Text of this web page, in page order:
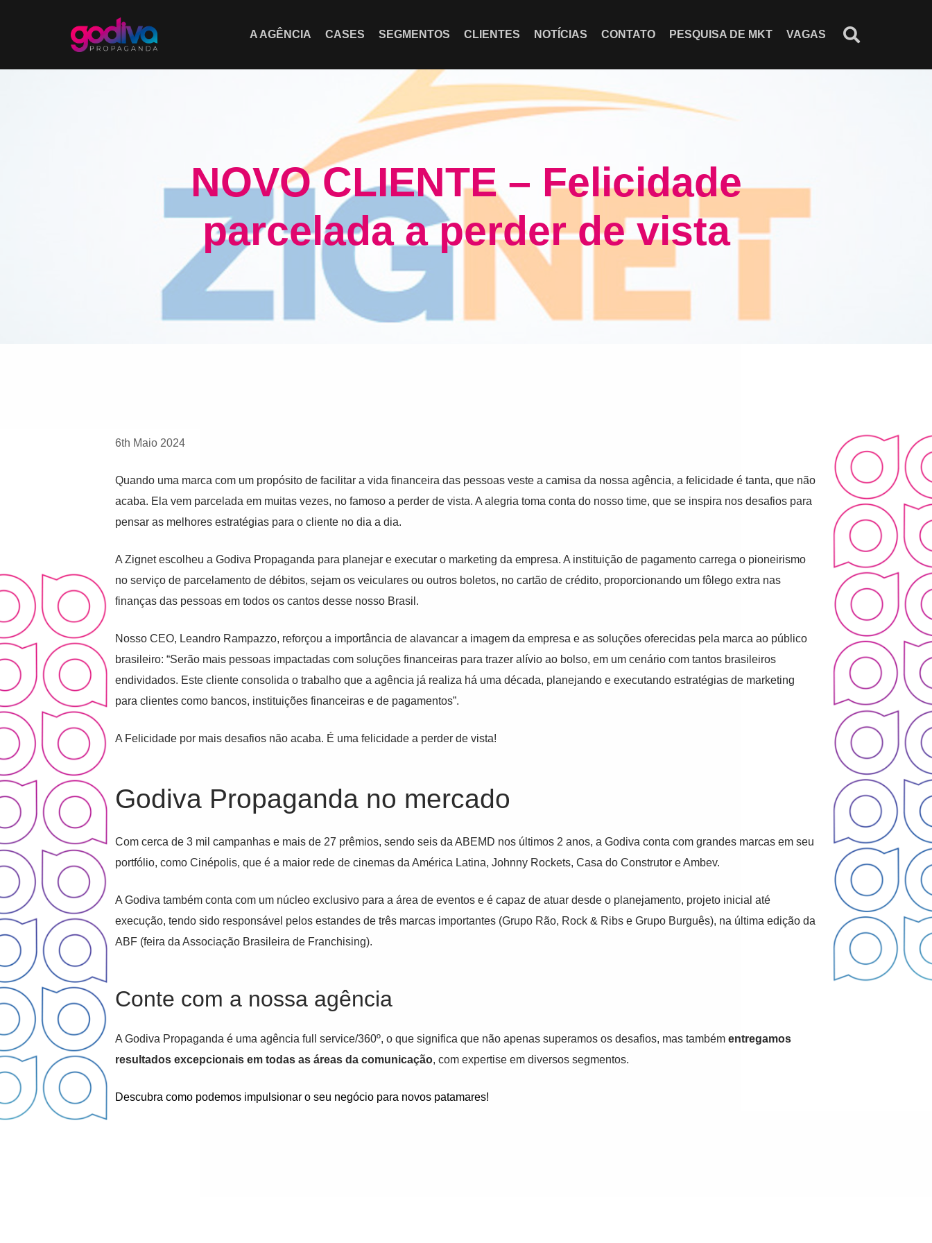
A AGÊNCIA CASES SEGMENTOS CLIENTES NOTÍCIAS CONTATO PESQUISA DE MKT VAGAS
NOVO CLIENTE – Felicidade
parcelada a perder de vista
6th Maio 2024
Quando uma marca com um propósito de facilitar a vida financeira das pessoas veste a camisa da nossa agência, a felicidade é tanta, que não
acaba. Ela vem parcelada em muitas vezes, no famoso a perder de vista. A alegria toma conta do nosso time, que se inspira nos desafios para
pensar as melhores estratégias para o cliente no dia a dia.
A Zignet escolheu a Godiva Propaganda para planejar e executar o marketing da empresa. A instituição de pagamento carrega o pioneirismo
no serviço de parcelamento de débitos, sejam os veiculares ou outros boletos, no cartão de crédito, proporcionando um fôlego extra nas
finanças das pessoas em todos os cantos desse nosso Brasil.
Nosso CEO, Leandro Rampazzo, reforçou a importância de alavancar a imagem da empresa e as soluções oferecidas pela marca ao público
brasileiro: “Serão mais pessoas impactadas com soluções financeiras para trazer alívio ao bolso, em um cenário com tantos brasileiros
endividados. Este cliente consolida o trabalho que a agência já realiza há uma década, planejando e executando estratégias de marketing
para clientes como bancos, instituições financeiras e de pagamentos”.
A Felicidade por mais desafios não acaba. É uma felicidade a perder de vista!
Godiva Propaganda no mercado
Com cerca de 3 mil campanhas e mais de 27 prêmios, sendo seis da ABEMD nos últimos 2 anos, a Godiva conta com grandes marcas em seu
portfólio, como Cinépolis, que é a maior rede de cinemas da América Latina, Johnny Rockets, Casa do Construtor e Ambev.
A Godiva também conta com um núcleo exclusivo para a área de eventos e é capaz de atuar desde o planejamento, projeto inicial até
execução, tendo sido responsável pelos estandes de três marcas importantes (Grupo Rão, Rock & Ribs e Grupo Burguês), na última edição da
ABF (feira da Associação Brasileira de Franchising).
Conte com a nossa agência
A Godiva Propaganda é uma agência full service/360º, o que significa que não apenas superamos os desafios, mas também entregamos
resultados excepcionais em todas as áreas da comunicação, com expertise em diversos segmentos.
Descubra como podemos impulsionar o seu negócio para novos patamares!